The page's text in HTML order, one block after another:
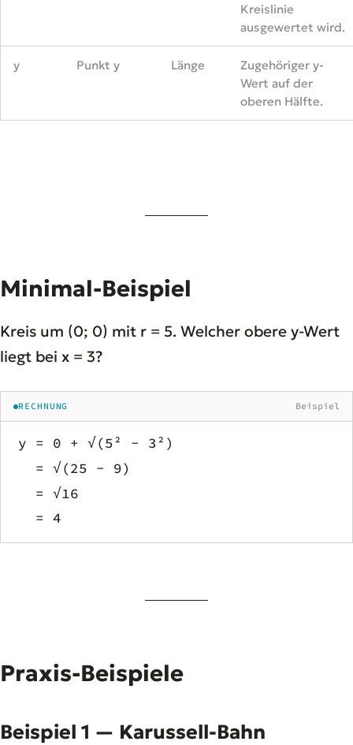
Kreislinie
ausgewertet wird.
y Punkt y Länge
Zugehöriger y-
Wert auf der
oberen Hälfte.
Minimal-Beispiel
Kreis um (0; 0) mit r = 5. Welcher obere y-Wert
liegt bei x = 3?
RECHNUNG Beispiel
y = 0 + √(5² − 3²)
  = √(25 − 9)
  = √16
  = 4
Praxis-Beispiele
Beispiel 1 — Karussell-Bahn